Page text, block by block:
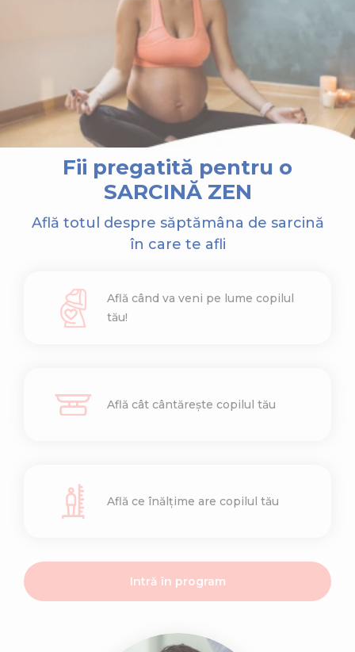
Fii pregatită pentru o
SARCINĂ ZEN
Află totul despre săptămâna de sarcină
în care te afli
Află când va veni pe lume copilul
tău!
Află cât cântărește copilul tău
Află ce înălțime are copilul tău
Intră în program